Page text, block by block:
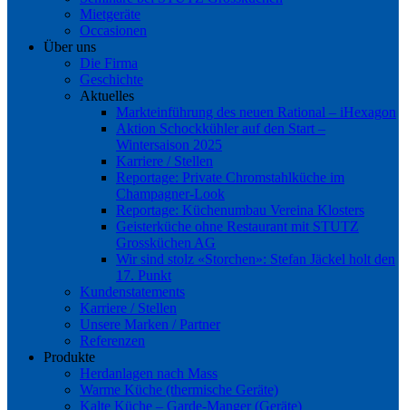
Mietgeräte
Occasionen
Über uns
Die Firma
Geschichte
Aktuelles
Markteinführung des neuen Rational – iHexagon
Aktion Schockkühler auf den Start –
Wintersaison 2025
Karriere / Stellen
Reportage: Private Chromstahlküche im
Champagner-Look
Reportage: Küchenumbau Vereina Klosters
Geisterküche ohne Restaurant mit STUTZ
Grossküchen AG
Wir sind stolz «Storchen»: Stefan Jäckel holt den
17. Punkt
Kundenstatements
Karriere / Stellen
Unsere Marken / Partner
Referenzen
Produkte
Herdanlagen nach Mass
Warme Küche (thermische Geräte)
Kalte Küche – Garde-Manger (Geräte)